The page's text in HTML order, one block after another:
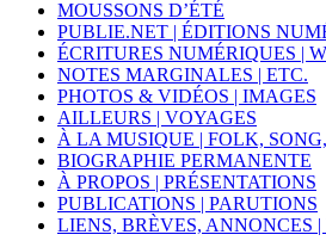
MOUSSONS D’ÉTÉ
PUBLIE.NET | ÉDITIONS
ÉCRITURES NUMÉRIQUES |
NOTES MARGINALES | ETC.
PHOTOS & VIDÉOS | IMAGES
AILLEURS | VOYAGES
À LA MUSIQUE | FOLK,
BIOGRAPHIE PERMANENTE
À PROPOS | PRÉSENTATIONS
PUBLICATIONS | PARUTIONS
LIENS, BRÈVES, ANNONCES